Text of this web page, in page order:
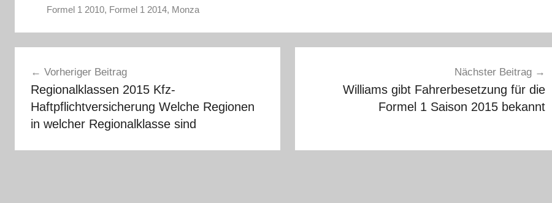
Formel 1 2010, Formel 1 2014, Monza
Vorheriger Beitrag
Regionalklassen 2015 Kfz-
Haftpflichtversicherung Welche Regionen
in welcher Regionalklasse sind
Nächster Beitrag
Williams gibt Fahrerbesetzung für die
Formel 1 Saison 2015 bekannt